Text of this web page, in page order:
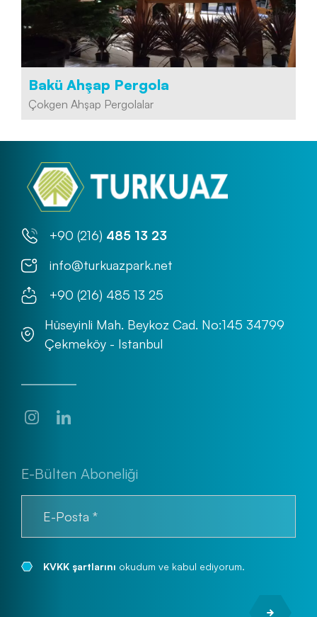
Bakü Ahşap Pergola
Çokgen Ahşap Pergolalar
+90 (216) 485 13 23
info@turkuazpark.net
+90 (216) 485 13 25
Hüseyinli Mah. Beykoz Cad. No:145 34799
Çekmeköy - Istanbul
E-Bülten Aboneliği
KVKK şartlarını okudum ve kabul ediyorum.